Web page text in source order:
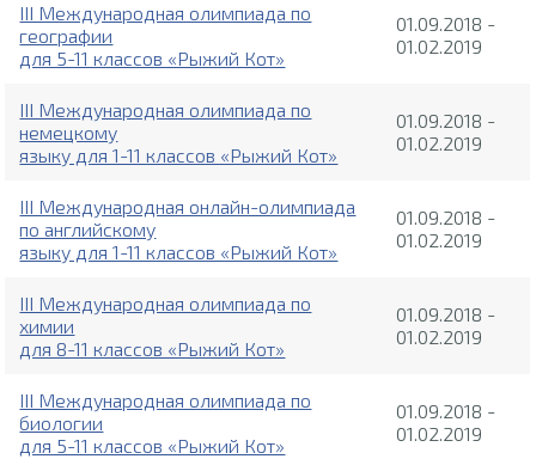
III Международная олимпиада по
географии
для 5-11 классов «Рыжий Кот»
01.09.2018 -
01.02.2019
III Международная олимпиада по
немецкому
языку для 1-11 классов «Рыжий Кот»
01.09.2018 -
01.02.2019
III Международная онлайн-олимпиада
по английскому
языку для 1-11 классов «Рыжий Кот»
01.09.2018 -
01.02.2019
III Международная олимпиада по
химии
для 8-11 классов «Рыжий Кот»
01.09.2018 -
01.02.2019
III Международная олимпиада по
биологии
для 5-11 классов «Рыжий Кот»
01.09.2018 -
01.02.2019